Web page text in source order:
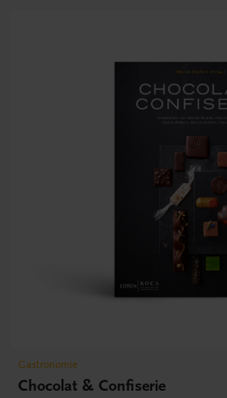
Gastronomie
Chocolat & Confiserie